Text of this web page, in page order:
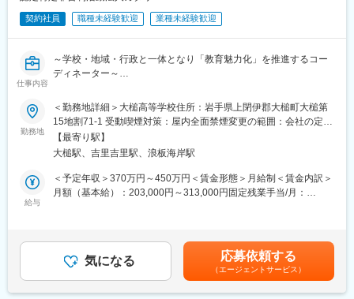
変更の範囲：会社の定める業務
対して、支援や学びの機会を届けています。一方で、「意欲と創
が関われている子どもたちの数は、その1%にも満たないというの
もまた事実です。
を、加速度をあげて届けていきたい。そのために、日々社内では
新規事業創出のための動きも活発に行われています。
そのなかには「こんな人がいてくれたら、このプロジェクトを始
められるのに」という構想段階の案件も少なくありません。組織
性のある方がいたらお任せしたい仕事がたくさんあります。
カタリバという組織は、専門性や適性があって自律的に動くこと
もちろん、そのときカタリバの注力したいと考えている方向性
と、お持ちである強みが一致するかという、タイミングもありま
契約社員 職種未経験歓迎 業種未経験歓迎
仕事内容
～学校・地域・行政と一体となり「教育魅力化」を推進するコー
ディネーター～
■業務概要：
大槌高校にコーディネーターとして常駐し、高校魅力化のための
幅広い業務を担います。
◇地域探究カリキュラムの設計・授業運営
一つの学年を担当し、1年間を通じたカリキュラムの全体設計・見
直しから、毎週の授業プランの作成、学年担任会でのミーティン
◇教育活動への地域資源の接続
生徒と地域の大人をつなぎ、関心や課題に応じた機会を提供しま
す。30か所への訪問を調整し、化学反応を期待してアレンジしま
勤務地
＜勤務地詳細＞大槌高等学校住所：岩手県上閉伊郡大槌町大槌第
15地割71-1 受動喫煙対策：屋内全面禁煙変更の範囲：会社の定め
る事業所
【最寄り駅】
大槌駅、吉里吉里駅、浪板海岸駅
給与
＜予定年収＞370万円～450万円＜賃金形態＞月給制＜賃金内訳＞
月額（基本給）：203,000円～313,000円固定残業手当/月：
定により経験・能力を考慮し、面接・面談後に決定■昇給：半年に
1回、人事考課により決定■賞与：業績に応じ年1回支給※過去3年
実績：給与の2ヶ月分以上を支給（初年度は勤務月数により変動）
賃金はあくまでも目安の金額であり、選考を通じて上下する可能
気になる 応募依頼する
（エージェントサービス）